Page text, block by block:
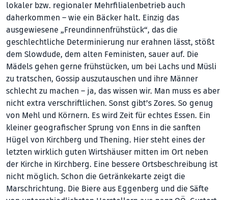
lokaler bzw. regionaler Mehrfilialenbetrieb auch
daherkommen – wie ein Bäcker halt. Einzig das
ausgewiesene „Freundinnenfrühstück“, das die
geschlechtliche Determinierung nur erahnen lässt, stößt
dem Slowdude, dem alten Feministen, sauer auf. Die
Mädels gehen gerne frühstücken, um bei Lachs und Müsli
zu tratschen, Gossip auszutauschen und ihre Männer
schlecht zu machen – ja, das wissen wir. Man muss es aber
nicht extra verschriftlichen. Sonst gibt’s Zores. So genug
von Mehl und Körnern. Es wird Zeit für echtes Essen. Ein
kleiner geografischer Sprung von Enns in die sanften
Hügel von Kirchberg und Thening. Hier steht eines der
letzten wirklich guten Wirtshäuser mitten im Ort neben
der Kirche in Kirchberg. Eine bessere Ortsbeschreibung ist
nicht möglich. Schon die Getränkekarte zeigt die
Marschrichtung. Die Biere aus Eggenberg und die Säfte